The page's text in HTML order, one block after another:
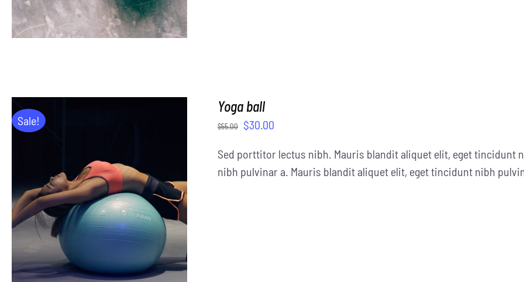
Sale!
ADD TO CART / DETAILS
Yoga ball
$55.00 $30.00
Sed porttitor lectus nibh. Mauris blandit aliquet elit, eget tincidunt
nibh pulvinar a. Mauris blandit aliquet elit, eget tincidunt nibh